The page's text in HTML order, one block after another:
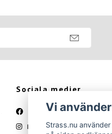
Sociala medier
Facebook
Instagram
Vi
Strass.nu